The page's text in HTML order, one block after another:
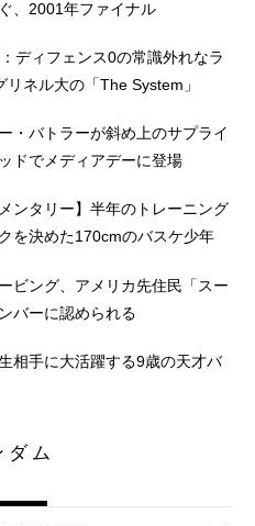
、2001年ファイナル
ディフェンス0の常識外れなラ
リネル大の「The System」
・バトラーが斜め上のサプライ
ドでメディアデーに登場
ンタリー】半年のトレーニング
を決めた170cmのバスケ少年
ビング、アメリカ先住民「スー
バーに認められる
相手に大活躍する9歳の天才バ
ダム